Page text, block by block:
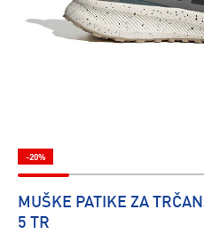
-20%
MUŠKE PATIKE ZA
5 TR